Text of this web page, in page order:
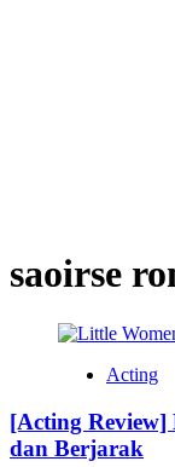
saoirse
Acting
[Acting
dan Berjarak